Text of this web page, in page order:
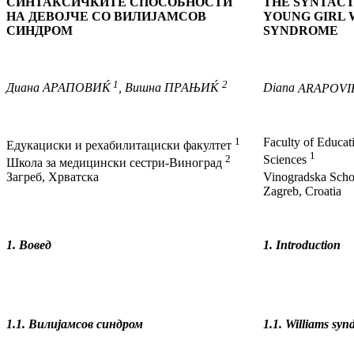
НА ДЕВОЈЧЕ СО ВИЛИЈАМСОВ
СИНДРОМ
ДианаАРАПОВИЌ1 , Вишна ПРАЊИЌ 2
Едукациски и рехабилитациски факултет 1
Школа за медицински сестри-Виноград 2
Загреб, Хрватска
YOUNG GIRL
SYNDROME
Diana
Faculty of
Sciences 1
Vinogradska
Zagreb, Croatia
1. Вовед 1. Introduction
1.1. Вилијамсов синдром 1.1. Williams